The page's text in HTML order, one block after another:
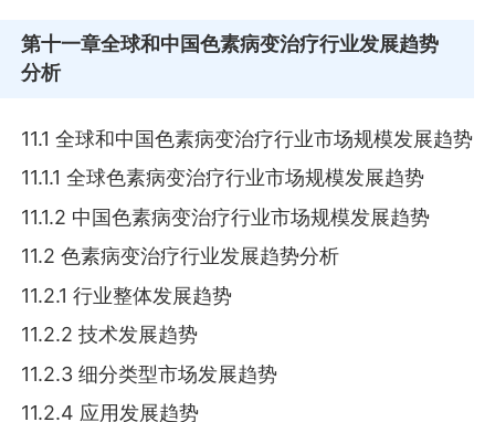
第十一章全球和中国色素病变治疗行业发展趋势
分析
11.1 全球和中国色素病变治疗行业市场规模发展趋势
11.1.1 全球色素病变治疗行业市场规模发展趋势
11.1.2 中国色素病变治疗行业市场规模发展趋势
11.2 色素病变治疗行业发展趋势分析
11.2.1 行业整体发展趋势
11.2.2 技术发展趋势
11.2.3 细分类型市场发展趋势
11.2.4 应用发展趋势